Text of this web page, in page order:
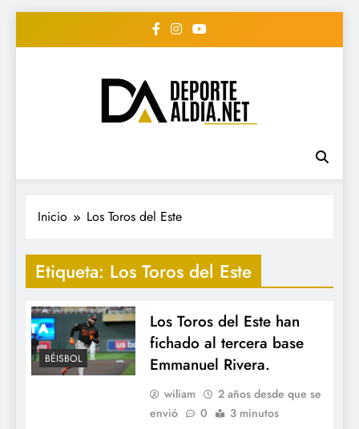
• DEPORTE AL DIA •
"Periodico Deportivo
Digital"
#deportealdiard #deportealdiaperiodico
Inicio Los Toros del Este
Etiqueta: Los Toros del Este
BÉISBOL
Los Toros del Este han
fichado al tercera base
Emmanuel Rivera.
wiliam
2 años desde que se
envió
0 3 minutos